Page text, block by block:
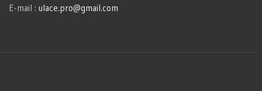
E-mail : ulace.pro@gmail.com